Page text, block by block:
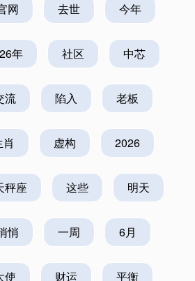
网 去世 今年
年 社区 中芯
流 陷入 老板
虚构 2026
秤座 这些 明天
悄 一周 6月
使 财运 平衡